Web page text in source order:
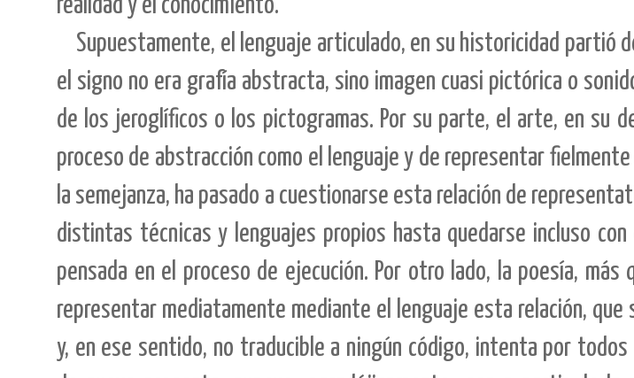
realidad y el conocimiento.
Supuestamente, el lenguaje articulado, en su historicidad partió
el signo no era grafía abstracta, sino imagen cuasi pictórica o
de los jeroglíficos o los pictogramas. Por su parte, el arte, en su
proceso de abstracción como el lenguaje y de representar
la semejanza, ha pasado a cuestionarse esta relación de
distintas técnicas y lenguajes propios hasta quedarse incluso
pensada en el proceso de ejecución. Por otro lado, la poesía,
representar mediatamente mediante el lenguaje esta relación, que
y, en ese sentido, no traducible a ningún código, intenta por